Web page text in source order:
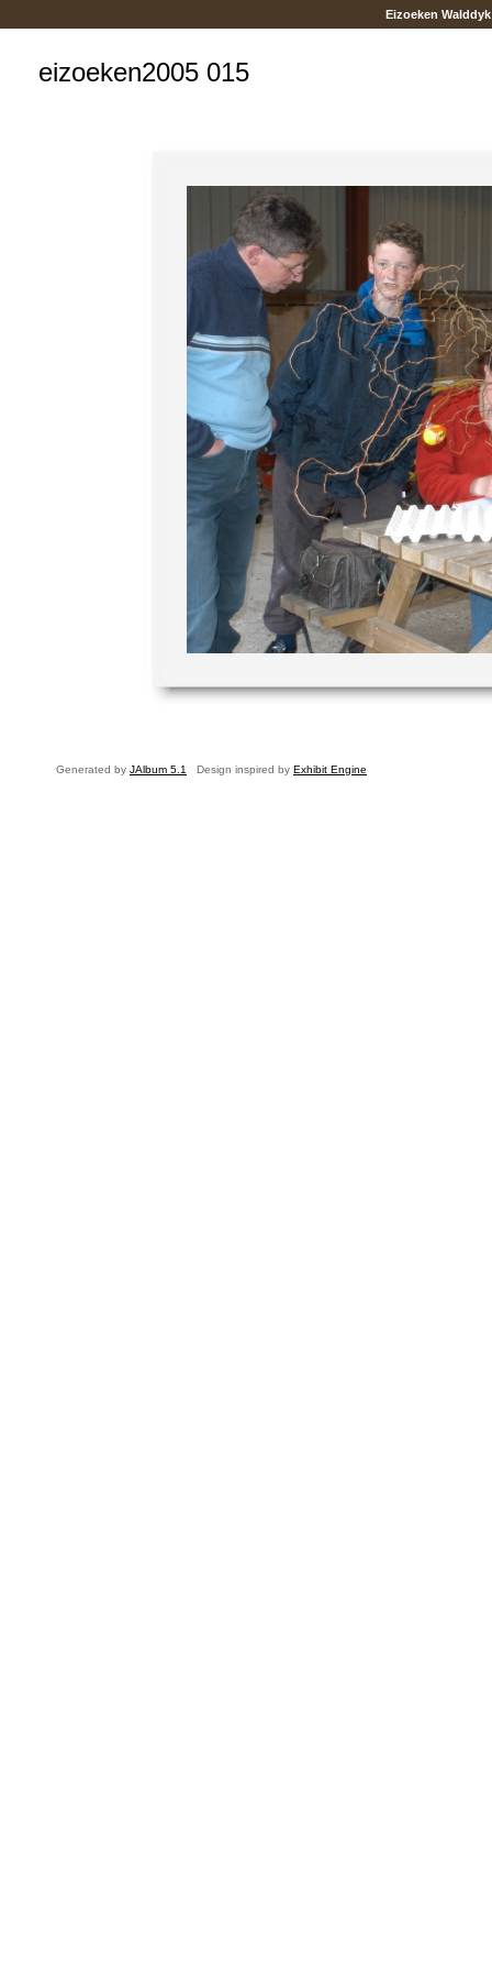
Eizoeken
eizoeken2005 015
Generated by JAlbum 5.1 Design inspired by Exhibit Engine